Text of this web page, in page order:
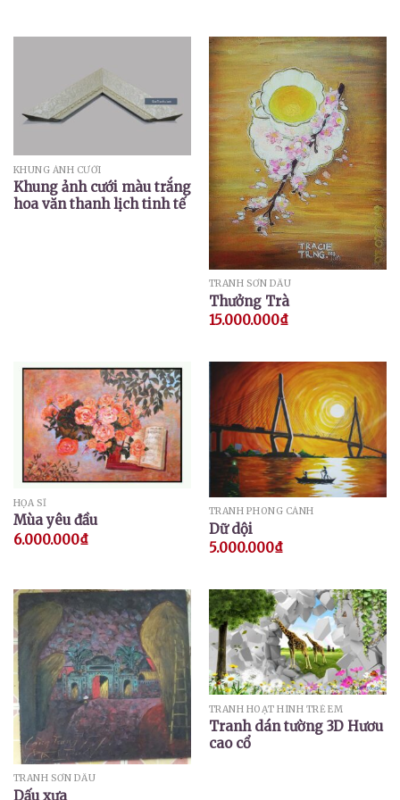
KHUNG ẢNH CƯỚI
Khung ảnh cưới màu trắng
hoa văn thanh lịch tinh tế
TRANH SƠN DẦU
Thưởng Trà
15.000.000₫
HỌA SĨ
Mùa yêu đầu
6.000.000₫
TRANH PHONG CẢNH
Dữ dội
5.000.000₫
TRANH SƠN DẦU
Dấu xưa
TRANH HOẠT HÌNH TRẺ EM
Tranh dán tường 3D Hươu
cao cổ